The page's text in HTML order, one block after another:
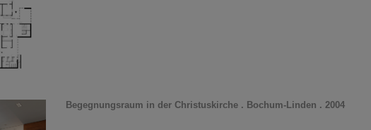
Begegnungsraum in der Christuskirche . Bochum-Linden . 2004